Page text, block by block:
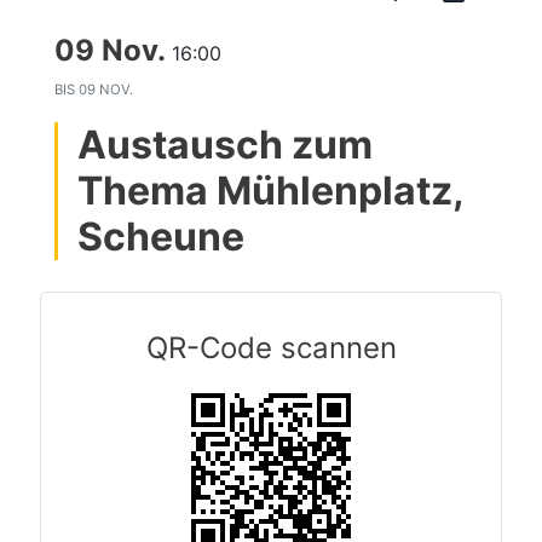
09 Nov. 16:00
BIS 09 NOV.
Austausch zum
Thema Mühlenplatz,
Scheune
QR-Code scannen